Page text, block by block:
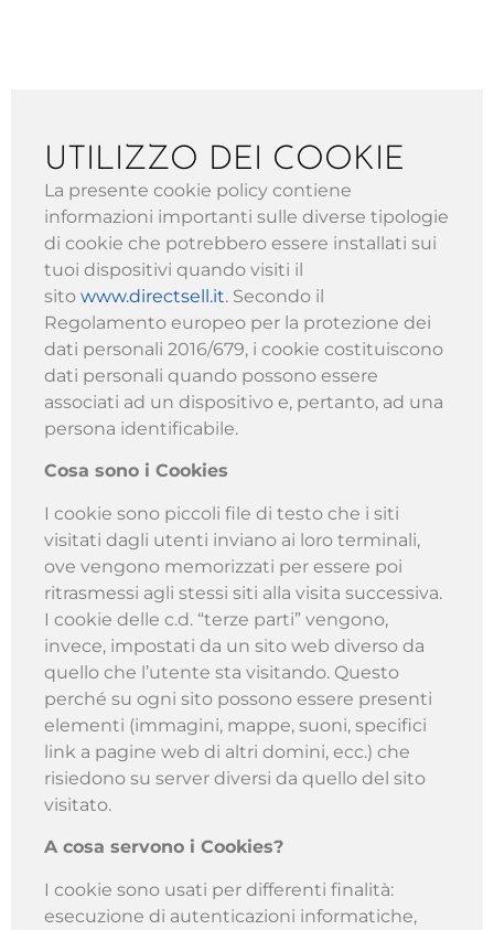
UTILIZZO DEI COOKIE
La presente cookie policy contiene
informazioni importanti sulle diverse tipologie
di cookie che potrebbero essere installati sui
tuoi dispositivi quando visiti il
sito www.directsell.it. Secondo il
Regolamento europeo per la protezione dei
dati personali 2016/679, i cookie costituiscono
dati personali quando possono essere
associati ad un dispositivo e, pertanto, ad una
persona identificabile.
Cosa sono i Cookies
I cookie sono piccoli file di testo che i siti
visitati dagli utenti inviano ai loro terminali,
ove vengono memorizzati per essere poi
ritrasmessi agli stessi siti alla visita successiva.
I cookie delle c.d. “terze parti” vengono,
invece, impostati da un sito web diverso da
quello che l’utente sta visitando. Questo
perché su ogni sito possono essere presenti
elementi (immagini, mappe, suoni, specifici
link a pagine web di altri domini, ecc.) che
risiedono su server diversi da quello del sito
visitato.
A cosa servono i Cookies?
I cookie sono usati per differenti finalità:
esecuzione di autenticazioni informatiche,